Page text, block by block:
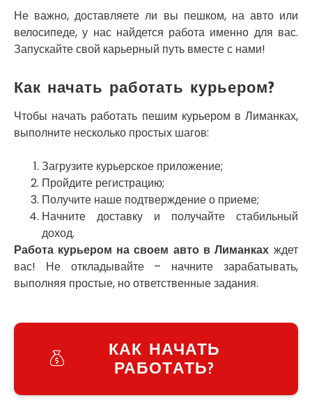
Не важно, доставляете ли вы пешком, на авто или
велосипеде, у нас найдется работа именно для вас.
Запускайте свой карьерный путь вместе с нами!
Как начать работать курьером?
Чтобы начать работать пешим курьером в Лиманках,
выполните несколько простых шагов:
Загрузите курьерское приложение;
Пройдите регистрацию;
Получите наше подтверждение о приеме;
Начните доставку и получайте стабильный
доход.
Работа курьером на своем авто в Лиманкахждет
вас! Не откладывайте – начните зарабатывать,
выполняя простые, но ответственные задания.
КАК НАЧАТЬ
РАБОТАТЬ?
Стоянка
Стрый
Сумы
Святопетровское
Тальное
Тарасовка
Тернополь
Трусковец
Тульчин
Украинка
Умань
Ужгород
Васильков
Великие Лазы
Великий Омеляник
Винница
Вишенки
Вишневое
Вита-Почтовая
Волчинец